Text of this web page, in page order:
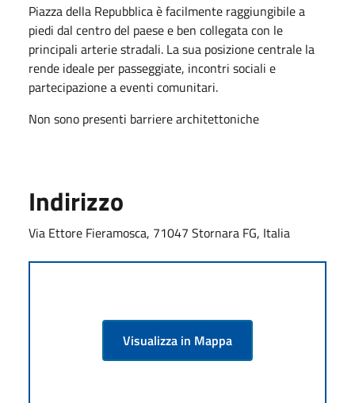
Piazza della Repubblica è facilmente raggiungibile a
piedi dal centro del paese e ben collegata con le
principali arterie stradali. La sua posizione centrale la
rende ideale per passeggiate, incontri sociali e
partecipazione a eventi comunitari.
Non sono presenti barriere architettoniche
Indirizzo
Via Ettore Fieramosca, 71047 Stornara FG, Italia
Visualizza in Mappa